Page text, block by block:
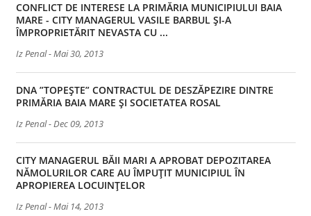
CONFLICT DE INTERESE LA PRIMĂRIA MUNICIPIULUI BAIA
MARE - CITY MANAGERUL VASILE BARBUL ȘI-A
ÎMPROPRIETĂRIT NEVASTA CU ...
Iz Penal-Mai 30, 2013
DNA ”TOPEȘTE” CONTRACTUL DE DESZĂPEZIRE DINTRE
PRIMĂRIA BAIA MARE ȘI SOCIETATEA ROSAL
Iz Penal-Dec 09, 2013
CITY MANAGERUL BĂII MARI A APROBAT DEPOZITAREA
NĂMOLURILOR CARE AU ÎMPUȚIT MUNICIPIUL ÎN
APROPIEREA LOCUINȚELOR
Iz Penal-Mai 14, 2013